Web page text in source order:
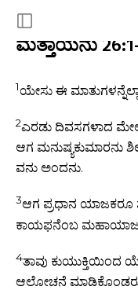
ಮತ್ತಾಯನು
1ಯೇಸು ಈ
2ಎರಡು ದಿವಸಗಳಾದ ಮೇಲೆ
ಆಗ ಮನುಷ್ಯಕುಮಾರನು
ವನು ಅಂದನು.
3ಆಗ ಪ್ರಧಾನ ಯಾಜಕರೂ
ಕಾಯಫನೆಂಬ
4ತಾವು ಕುಯುಕ್ತಿಯಿಂದ
ಆಲೋಚನೆ